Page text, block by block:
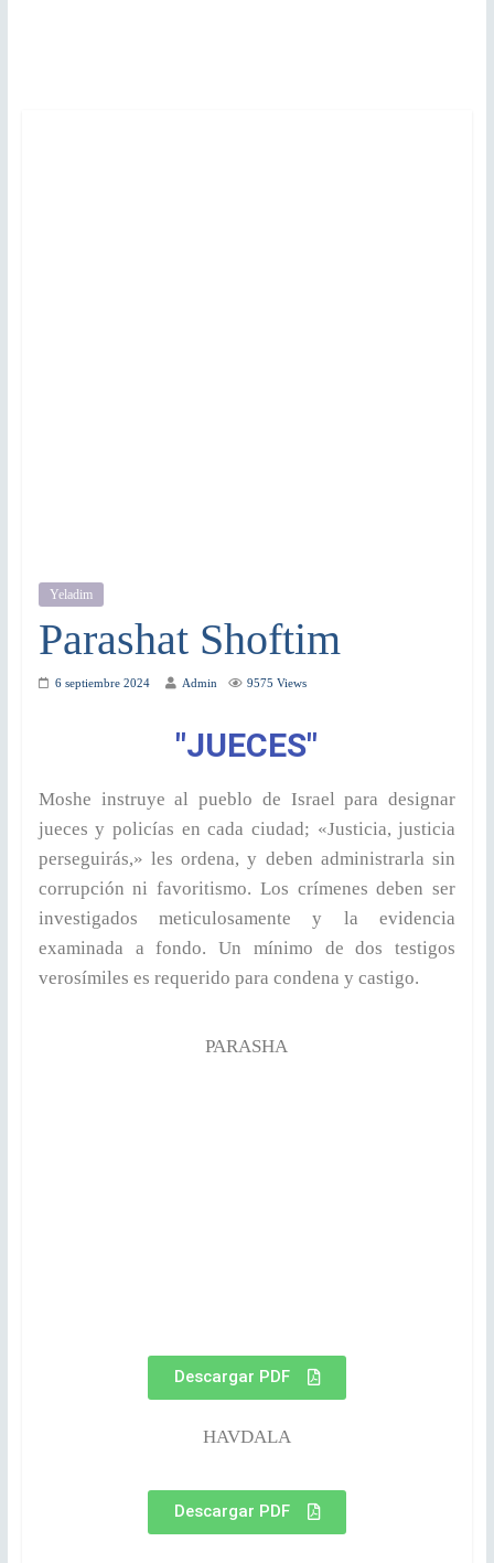
Yeladim
Parashat Shoftim
6 septiembre 2024 Admin 9575 Views
"JUECES"
Moshe instruye al pueblo de Israel para designar
jueces y policías en cada ciudad; «Justicia, justicia
perseguirás,» les ordena, y deben administrarla sin
corrupción ni favoritismo. Los crímenes deben ser
investigados meticulosamente y la evidencia
examinada a fondo. Un mínimo de dos testigos
verosímiles es requerido para condena y castigo.
PARASHA
Descargar PDF
HAVDALA
Descargar PDF